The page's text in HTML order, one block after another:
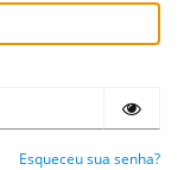
Esqueceu sua senha?